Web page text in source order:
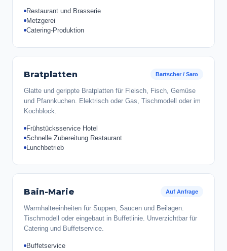
Restaurant und Brasserie
Metzgerei
Catering-Produktion
Bratplatten Bartscher / Saro
Glatte und gerippte Bratplatten für Fleisch, Fisch, Gemüse
und Pfannkuchen. Elektrisch oder Gas, Tischmodell oder im
Kochblock.
Frühstücksservice Hotel
Schnelle Zubereitung Restaurant
Lunchbetrieb
Bain-Marie Auf Anfrage
Warmhalteeinheiten für Suppen, Saucen und Beilagen.
Tischmodell oder eingebaut in Buffetlinie. Unverzichtbar für
Catering und Buffetservice.
Buffetservice